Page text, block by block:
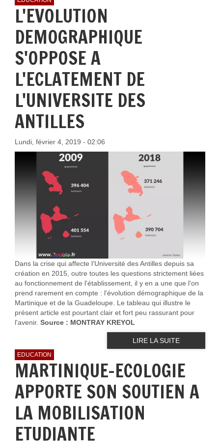
L'EVOLUTION
DEMOGRAPHIQUE
S'OPPOSE A
L'ECLATEMENT DE
L'UNIVERSITE DES
ANTILLES
Lundi, février 4, 2019 - 02:06
Dans la crise qui affecte l'Université des Antilles depuis sa
création en 2015, outre toutes les questions strictement liées
au fonctionnement de l'établissement, il y en a une que l'on
prend rarement en compte : l'évolution démographique de la
Martinique et de la Guadeloupe. Le tableau qui illustre le
présent article est pourtant clair et fort peu rassurant pour
l'avenir. Source : MONTRAY KREYOL
LIRE LA SUITE
EDUCATION
MARTINIQUE-ECOLOGIE
APPORTE SON SOUTIEN A
LA MOBILISATION
ETUDIANTE